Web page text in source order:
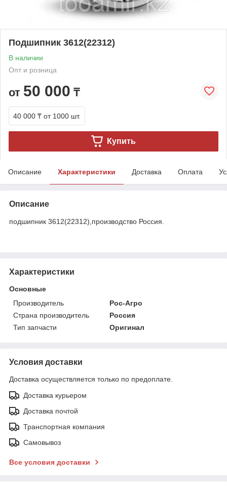
Подшипник 3612(22312)
В наличии
Опт и розница
от 50 000 ₸
40 000 ₸ от 1000 шт.
Купить
Описание Характеристики Доставка Оплата
Описание
подшипник 3612(22312),производство Россия.
Характеристики
Основные
Производитель
Рос-Агро
Страна производитель
Россия
Тип запчасти
Оригинал
Условия доставки
Доставка осуществляется только по предоплате.
Доставка курьером
Доставка почтой
Транспортная компания
Самовывоз
Все условия доставки